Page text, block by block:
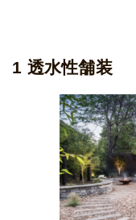
1 透水性舗装